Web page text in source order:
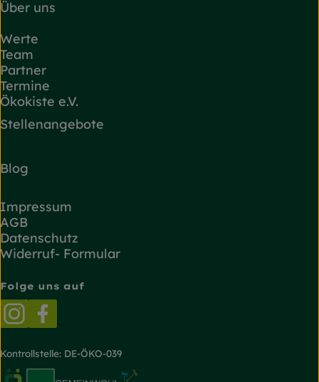
Über uns
Werte
Team
Partner
Termine
Ökokiste e.V.
Stellenangebote
Blog
Impressum
AGB
Datenschutz
Widerruf- Formular
Folge uns auf
Externer Link zu https://
Kontrollstelle: DE-ÖKO-039
Externer Link zu https://www.oekokiste.de/
Externer Link zu https://www.bioland.de/